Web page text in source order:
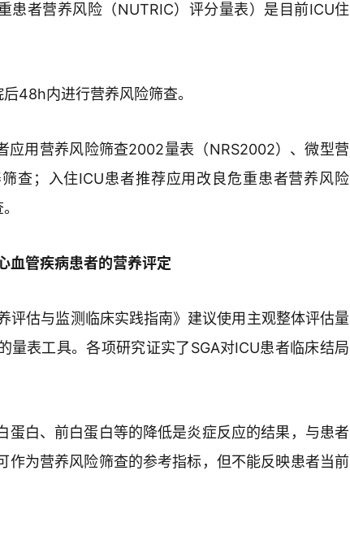
患者营养风险（NUTRIC）评分量表）是目前ICU住
48h内进行营养风险筛查。
应用营养风险筛查2002量表（NRS2002）、微型营
查；入住ICU患者推荐应用改良危重患者营养风险
血管疾病患者的营养评定
评估与监测临床实践指南》建议使用主观整体评估量
量表工具。各项研究证实了SGA对ICU患者临床结局
蛋白、前白蛋白等的降低是炎症反应的结果，与患者
作为营养风险筛查的参考指标，但不能反映患者当前